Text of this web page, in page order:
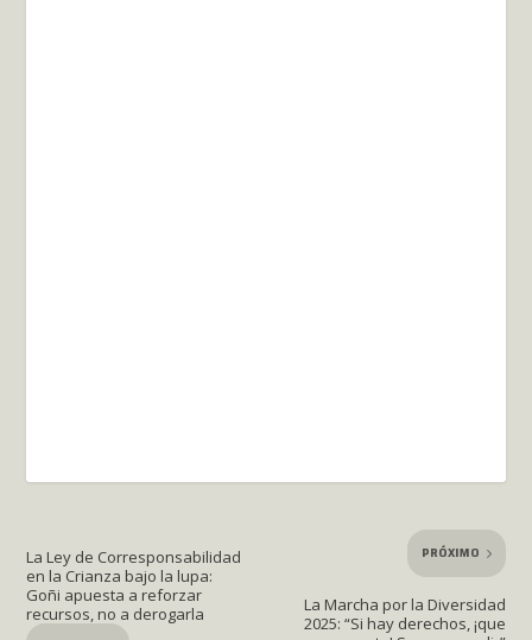
La Ley de Corresponsabilidad
en la Crianza bajo la lupa:
Goñi apuesta a reforzar
recursos, no a derogarla
PRÓXIMO
La Marcha por la Diversidad
2025: “Si hay derechos, ¡que